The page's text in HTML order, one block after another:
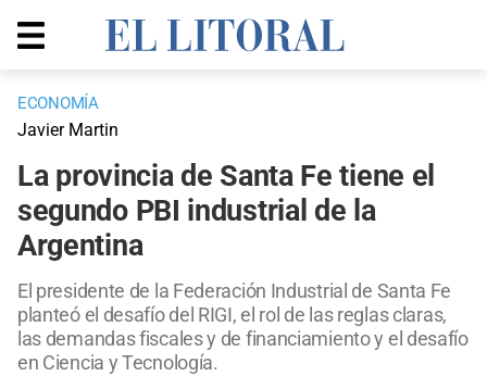
ECONOMÍA
Javier Martin
La provincia de Santa Fe tiene el
segundo PBI industrial de la
Argentina
El presidente de la Federación Industrial de Santa Fe
planteó el desafío del RIGI, el rol de las reglas claras,
las demandas fiscales y de financiamiento y el desafío
en Ciencia y Tecnología.